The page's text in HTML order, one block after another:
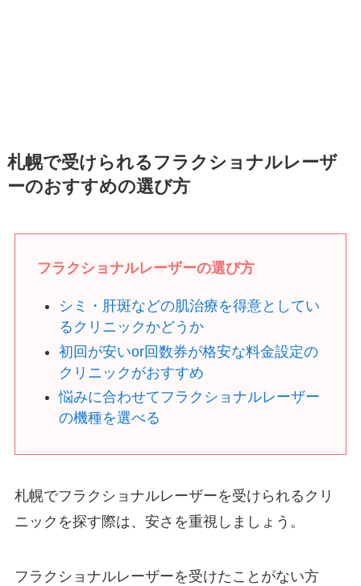
札幌で受けられるフラクショナルレーザ
ーのおすすめの選び方
フラクショナルレーザーの選び方
シミ・肝斑などの肌治療を得意としてい
るクリニックかどうか
初回が安いor回数券が格安な料金設定の
クリニックがおすすめ
悩みに合わせてフラクショナルレーザー
の機種を選べる
札幌でフラクショナルレーザーを受けられるクリ
ニックを探す際は、安さを重視しましょう。
フラクショナルレーザーを受けたことがない方